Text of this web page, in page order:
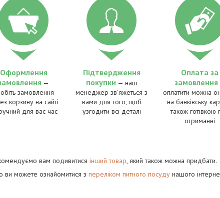
Оформлення
—
замовлення
корзину на сайті
для вас час
Підтвердження
покупки — наш
менеджер зв'яжеться з
вами для того, щоб
узгодити всі деталі
Оплата за
замовлення
оплатити можна
на банківську
також готівкою
отриманні
вам подивитися інший товар, який також можна придбати.
ви можете ознайомитися з переліком питного посуду нашого